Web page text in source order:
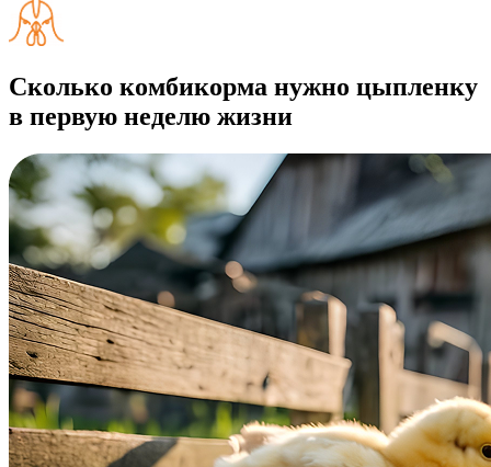
Сколько комбикорма нужно цыпленку
в первую неделю жизни